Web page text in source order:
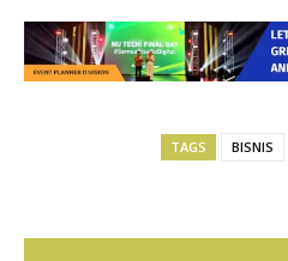
TAGS BISNIS